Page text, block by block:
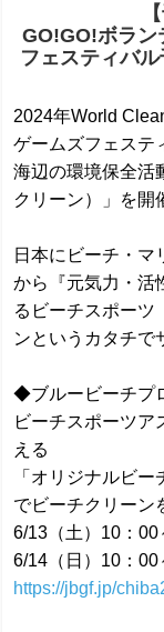
GO!GO!ボラ
フェスティバ
2024年World
ゲームズフェステ
海辺の環境保全活
クリーン）」を開
日本にビーチ・マ
から『元気力・活
るビーチスポーツ
ンというカタチで
◆ブルービーチプ
ビーチスポーツア
える
「オリジナルビ
でビーチクリーン
6/13（土）10：
6/14（日）10：
https://jbgf.jp/